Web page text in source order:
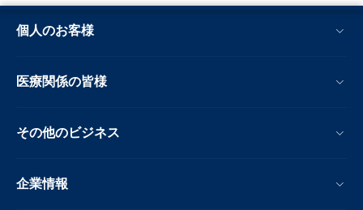
個人のお客様
医療関係の皆様
その他のビジネス
企業情報